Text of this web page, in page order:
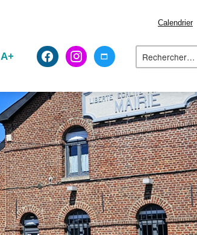
Calendrier
A+ facebook2instagrammaximize